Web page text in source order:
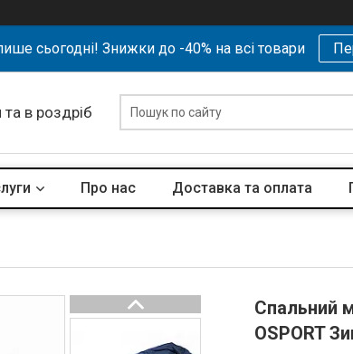
сьогодні! Знижки до -40% на всі товари
в роздріб
Про нас Доставка та оплата
Спальний
OSPORT